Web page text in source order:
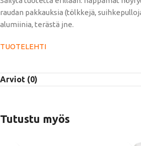
raudan pakkauksia (tölkkejä,
alumiinia, terästä jne.
TUOTELEHTI
Arviot (0)
Tutustu myös